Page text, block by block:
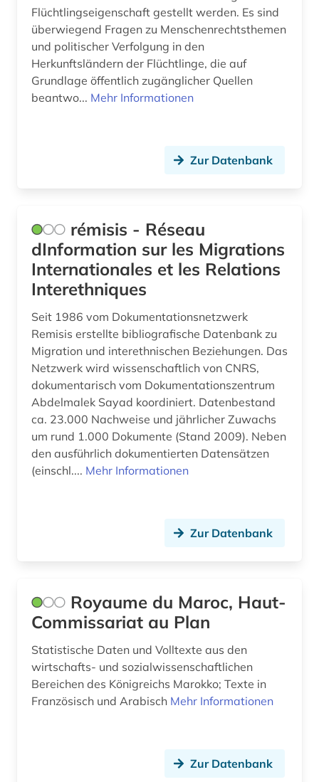
golfregion (1)
grammatik (1)
griechisch (2)
großbritannien (1)
grundwassergewinnung (2)
grundwasserleiter (2)
grundwasserreserve (2)
handel (1)
handelsrecht (1)
hausa (1)
herkunftsland (1)
herkunftsländerinformation (1)
hieroglyphenschrift (1)
holocaust (1)
internationale politik (3)
internationaler terrorismus (1)
internationales recht (1)
Flüchtlingseigenschaft gestellt werden. Es sind
überwiegend Fragen zu Menschenrechtsthemen
und politischer Verfolgung in den
Herkunftsländern der Flüchtlinge, die auf
Grundlage öffentlich zugänglicher Quellen
beantwo... Mehr Informationen
Zur Datenbank
rémisis - Réseau
dInformation sur les Migrations
Internationales et les Relations
Interethniques
Seit 1986 vom Dokumentationsnetzwerk
Remisis erstellte bibliografische Datenbank zu
Migration und interethnischen Beziehungen. Das
Netzwerk wird wissenschaftlich von CNRS,
dokumentarisch vom Dokumentationszentrum
Abdelmalek Sayad koordiniert. Datenbestand
ca. 23.000 Nachweise und jährlicher Zuwachs
um rund 1.000 Dokumente (Stand 2009). Neben
den ausführlich dokumentierten Datensätzen
(einschl.... Mehr Informationen
Zur Datenbank
Royaume du Maroc, Haut-
Commissariat au Plan
Statistische Daten und Volltexte aus den
wirtschafts- und sozialwissenschaftlichen
Bereichen des Königreichs Marokko; Texte in
Französisch und Arabisch Mehr Informationen
Zur Datenbank